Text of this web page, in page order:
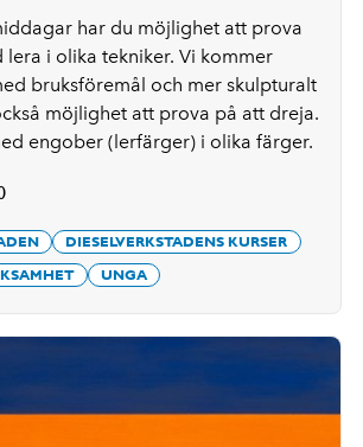
har du möjlighet att prova
lera i olika tekniker. Vi kommer
bruksföremål och mer skulpturalt
möjlighet att prova på att dreja.
engober (lerfärger) i olika färger.
DIESELVERKSTADENS KURSER
UNGA